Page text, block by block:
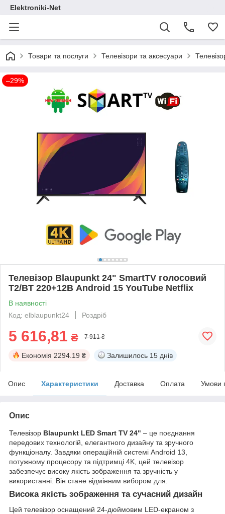
Elektroniki-Net
Товари та послуги Телевізори та аксесуари
–29%
Телевізор Blaupunkt 24" SmartTV голосовий
T2/BT 220+12В Android 15 YouTube Netflix
В наявності
Код: elblaupunkt24
Роздріб
5 616,81 ₴ 7 911 ₴
Економія 2294.19 ₴ Залишилось 15 днів
Опис Характеристики Доставка Оплата Умови
Опис
Телевізор Blaupunkt LED Smart TV 24" – це поєднання
передових технологій, елегантного дизайну та зручного
функціоналу. Завдяки операційній системі Android 13,
потужному процесору та підтримці 4K, цей телевізор
забезпечує високу якість зображення та зручність у
використанні. Він стане відмінним вибором для.
Висока якість зображення та сучасний дизайн
Цей телевізор оснащений 24-дюймовим LED-екраном з